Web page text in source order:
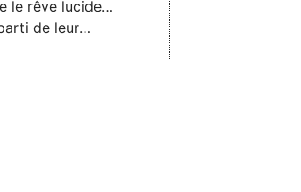
le rêve lucide…
de leur
détaillée.